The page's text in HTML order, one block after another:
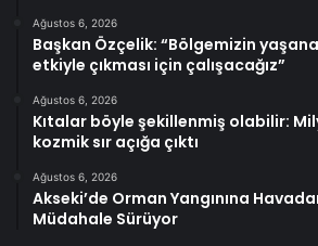
Ağustos 6, 2026
Başkan Özçelik: “Bölgemizin
etkiyle çıkması için çalışacağız”
Ağustos 6, 2026
Kıtalar böyle şekillenmiş olabilir:
kozmik sır açığa çıktı
Ağustos 6, 2026
Akseki’de Orman Yangınına
Müdahale Sürüyor